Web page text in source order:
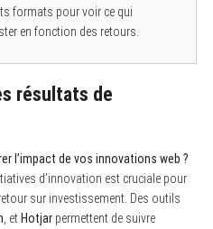
formats pour voir ce qui
en fonction des retours.
résultats de
l’impact de vos innovations web ?
d’innovation est cruciale pour
sur investissement. Des outils
, et Hotjarpermettent de suivre